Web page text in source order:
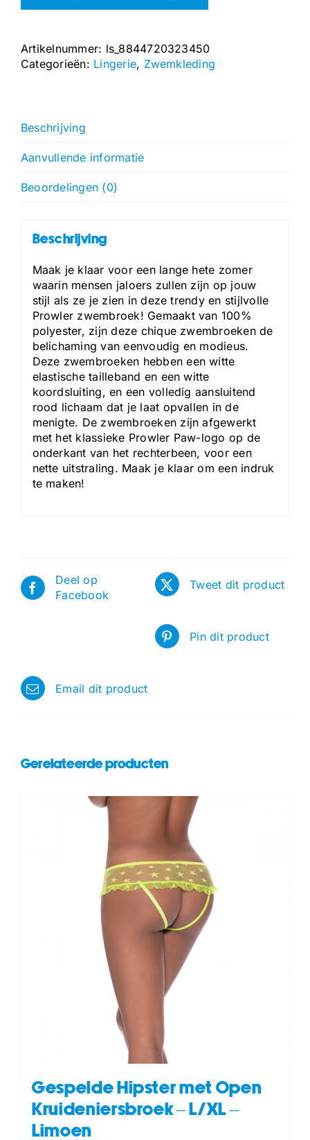
Artikelnummer: ls_8844720323450
Categorieën: Lingerie, Zwemkleding
Beschrijving
Aanvullende informatie
Beoordelingen (0)
Beschrijving
Maak je klaar voor een lange hete zomer
waarin mensen jaloers zullen zijn op jouw
stijl als ze je zien in deze trendy en stijlvolle
Prowler zwembroek! Gemaakt van 100%
polyester, zijn deze chique zwembroeken de
belichaming van eenvoudig en modieus.
Deze zwembroeken hebben een witte
elastische tailleband en een witte
koordsluiting, en een volledig aansluitend
rood lichaam dat je laat opvallen in de
menigte. De zwembroeken zijn afgewerkt
met het klassieke Prowler Paw-logo op de
onderkant van het rechterbeen, voor een
nette uitstraling. Maak je klaar om een indruk
te maken!
Deel op
Facebook
Tweet dit product
Pin dit product
Email dit product
Gerelateerde producten
Gespelde Hipster met Open
Kruideniersbroek – L/XL –
Limoen